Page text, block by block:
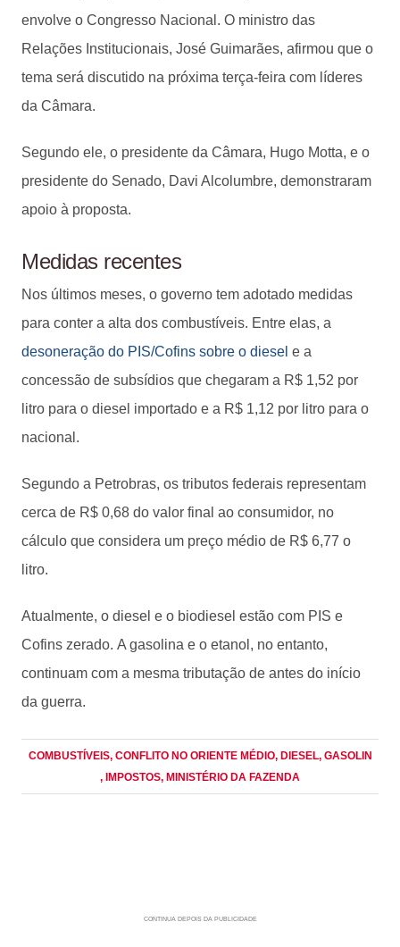
envolve o Congresso Nacional. O ministro das
Relações Institucionais, José Guimarães, afirmou que o
tema será discutido na próxima terça-feira com líderes
da Câmara.
Segundo ele, o presidente da Câmara, Hugo Motta, e o
presidente do Senado, Davi Alcolumbre, demonstraram
apoio à proposta.
Medidas recentes
Nos últimos meses, o governo tem adotado medidas
para conter a alta dos combustíveis. Entre elas, a
desoneração do PIS/Cofins sobre o diesel e a
concessão de subsídios que chegaram a R$ 1,52 por
litro para o diesel importado e a R$ 1,12 por litro para o
nacional.
Segundo a Petrobras, os tributos federais representam
cerca de R$ 0,68 do valor final ao consumidor, no
cálculo que considera um preço médio de R$ 6,77 o
litro.
Atualmente, o diesel e o biodiesel estão com PIS e
Cofins zerado. A gasolina e o etanol, no entanto,
continuam com a mesma tributação de antes do início
da guerra.
COMBUSTÍVEIS, CONFLITO NO ORIENTE MÉDIO, DIESEL, GASOLIN
, IMPOSTOS, MINISTÉRIO DA FAZENDA